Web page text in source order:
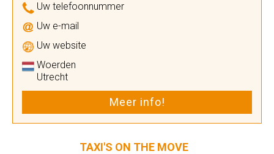
Uw telefoonnummer
Uw e-mail
Uw website
Woerden
Utrecht
Meer info!
TAXI'S ON THE MOVE